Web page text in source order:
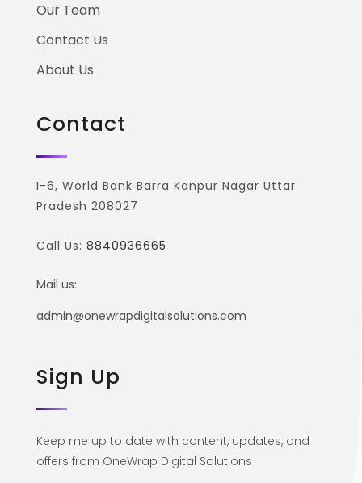
Our Team
Contact Us
About Us
Contact
I-6, World Bank Barra Kanpur Nagar Uttar
Pradesh 208027
Call Us: 8840936665
Mail us:
admin@onewrapdigitalsolutions.com
Sign Up
Keep me up to date with content, updates, and
offers from OneWrap Digital Solutions